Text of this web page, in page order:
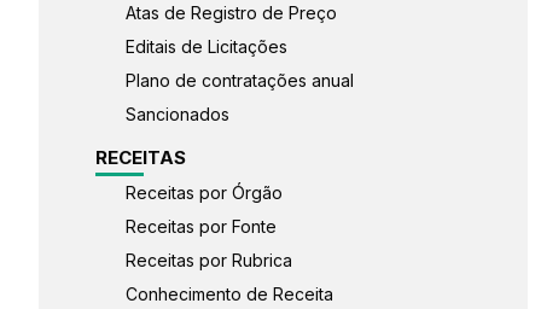
Atas de Registro de Preço
Editais de Licitações
Plano de contratações anual
Sancionados
RECEITAS
Receitas por Órgão
Receitas por Fonte
Receitas por Rubrica
Conhecimento de Receita